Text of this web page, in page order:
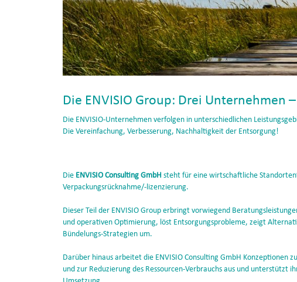
Die ENVISIO Group: Drei Unternehmen
Die ENVISIO-Unternehmen verfolgen in unterschiedlichen
Die Vereinfachung, Verbesserung, Nachhaltigkeit der Entsorgung!
Die ENVISIO Consulting GmbH steht für eine wirtschaftliche
Verpackungsrücknahme/-lizenzierung.
Dieser Teil der ENVISIO Group erbringt vorwiegend
und operativen Optimierung, löst Entsorgungsprobleme, zeigt
Bündelungs-Strategien um.
Darüber hinaus arbeitet die ENVISIO Consulting GmbH Konzeptionen
und zur Reduzierung des Ressourcen-Verbrauchs aus und unterstützt